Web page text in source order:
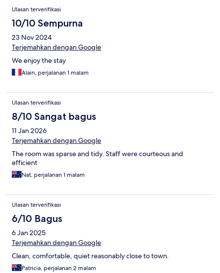
Ulasan terverifikasi
10/10 Sempurna
23 Nov 2024
Terjemahkan dengan Google
We enjoy the stay
Alain, perjalanan 1 malam
Ulasan terverifikasi
8/10 Sangat bagus
11 Jan 2026
Terjemahkan dengan Google
The room was sparse and tidy. Staff were courteous and
efficient
Nat, perjalanan 1 malam
Ulasan terverifikasi
6/10 Bagus
6 Jan 2025
Terjemahkan dengan Google
Clean, comfortable, quiet reasonably close to town.
Patricia, perjalanan 2 malam